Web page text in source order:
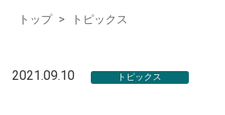
トップ > トピックス
2021.09.10 トピックス